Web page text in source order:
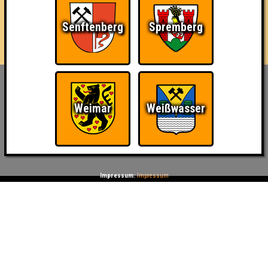
🙅 Shazam und Ähnliches ist natürlich verboten
🖐️ bis zu zehn Personen pro Team
🏆 Schnaps für die Rundensieger und Vinyls für die Allerbesten
Inhaber & Geschäftsführer:
Georg Martin // Quizlabor
Sandower Straße 56
Impressum:Impressum
Senftenberg Spremberg
Weimar Weißwasser